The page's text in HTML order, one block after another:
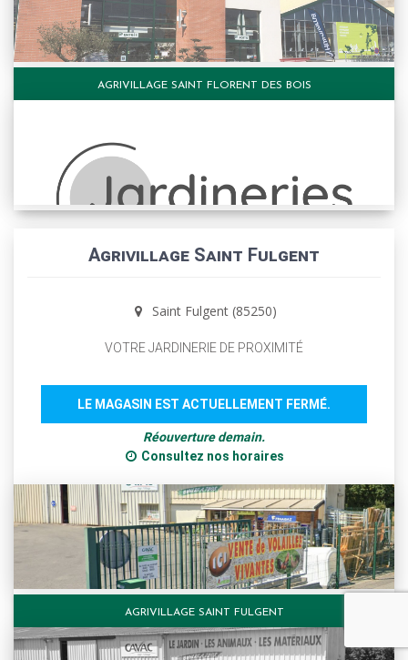
AGRIVILLAGE SAINT FLORENT DES BOIS
Agrivillage Saint Fulgent
Saint Fulgent (85250)
VOTRE JARDINERIE DE PROXIMITÉ
LE MAGASIN EST ACTUELLEMENT FERMÉ.
Réouverture demain.
Consultez nos horaires
AGRIVILLAGE SAINT FULGENT